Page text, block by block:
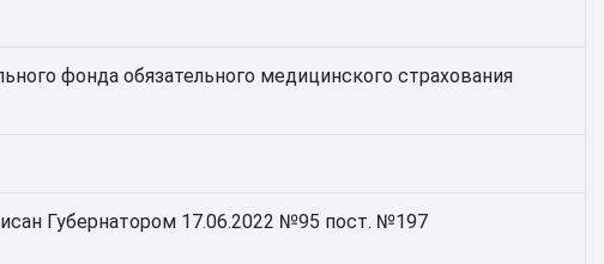
фонда обязательного медицинского страхования
Губернатором 17.06.2022 №95 пост. №197